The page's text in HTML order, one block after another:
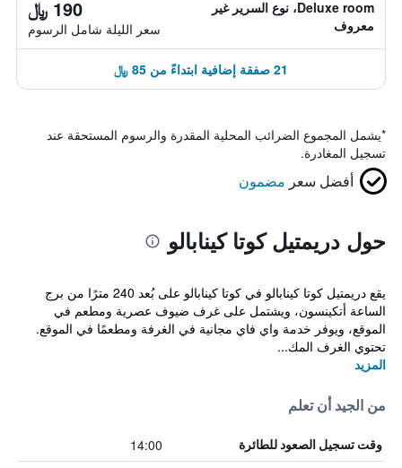
Deluxe room، نوع السرير غير
معروف
190 ﷼
سعر الليلة شامل الرسوم
21 صفقة إضافية ابتداءً من 85 ﷼
*يشمل المجموع الضرائب المحلية المقدرة والرسوم المستحقة عند
تسجيل المغادرة.
أفضل سعر مضمون
حول دريمتيل كوتا كينابالو
يقع دريمتيل كوتا كينابالو في كوتا كينابالو على بُعد 240 مترًا من برج
الساعة أتكينسون، ويشتمل على غرف ضيوف عصرية ومطعم في
الموقع، ويوفر خدمة واي فاي مجانية في الغرفة ومطعمًا في الموقع.
تحتوي الغرف المك...
المزيد
من الجيد أن تعلم
وقت تسجيل الصعود للطائرة 14:00